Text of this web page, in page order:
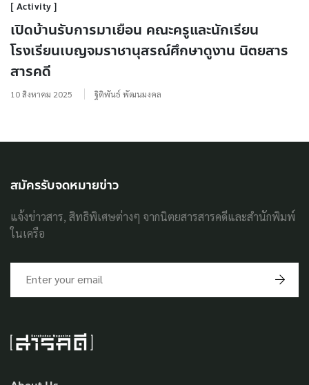
Activity
เปิดบ้านรับการมาเยือน คณะครูและนักเรียน
โรงเรียนเบญจมราชานุสรณ์ศึกษาดูงาน นิตยสาร
สารคดี
10 สิงหาคม 2025 ฐิติพันธ์ พัฒนมงคล
สมัครรับจดหมายข่าว
แจ้งข่าวสาร, สิทธิพิเศษต่างๆ จากนิตยสารสารคดีและสำนักพิมพ์
ในเครือ